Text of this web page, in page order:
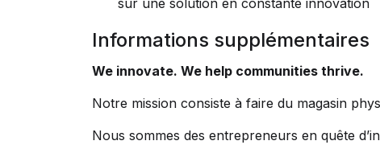
sur une solution en constante innovation
Informations supplémentaires
We innovate. We help communities thrive.
Notre mission consiste à faire du magasin
Nous sommes des entrepreneurs en quête